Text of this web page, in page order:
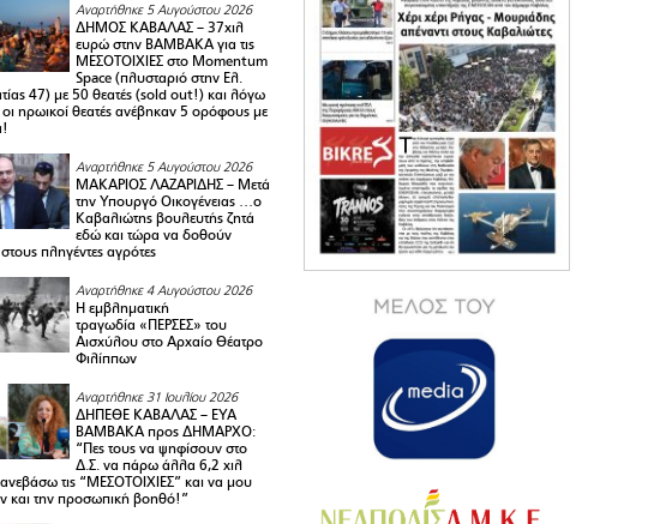
Αναρτήθηκε 5 Αυγούστου 2026
ΔΗΜΟΣ ΚΑΒΑΛΑΣ – 37χιλ
ευρώ στην ΒΑΜΒΑΚΑ για τις
ΜΕΣΟΤΟΙΧΙΕΣ στο Momentum
Space (πλυσταριό στην Ελ.
47) με 50 θεατές (sold out!) και λόγω
ηρωικοί θεατές ανέβηκαν 5 ορόφους με
Αναρτήθηκε 5 Αυγούστου 2026
ΜΑΚΑΡΙΟΣ ΛΑΖΑΡΙΔΗΣ – Μετά
την Υπουργό Οικογένειας …ο
Καβαλιώτης βουλευτής ζητά
εδώ και τώρα να δοθούν
πληγέντες αγρότες
Αναρτήθηκε 4 Αυγούστου 2026
Η εμβληματική
τραγωδία «ΠΕΡΣΕΣ» του
Αισχύλου στο Αρχαίο Θέατρο
Φιλίππων
Αναρτήθηκε 31 Ιουλίου 2026
ΔΗΠΕΘΕ ΚΑΒΑΛΑΣ – ΕΥΑ
ΒΑΜΒΑΚΑ προς ΔΗΜΑΡΧΟ:
“Πες τους να ψηφίσουν στο
Δ.Σ. να πάρω άλλα 6,2 χιλ
τις “ΜΕΣΟΤΟΙΧΙΕΣ” και να μου
και την προσωπική βοηθό!”